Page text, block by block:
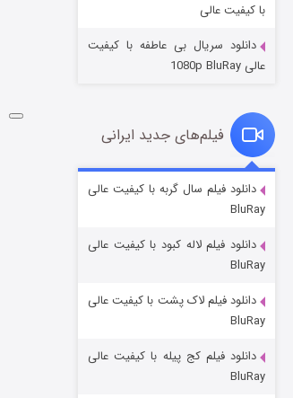
شوگر فصل ۲
قسمت
با کیفیت عالی
دانلود سریال بی عاطفه با کیفیت
عالی 1080p BluRay
فیلم‌های جدید ایرانی
دانلود فیلم سال گربه با کیفیت عالی
BluRay
دانلود فیلم لاله کبود با کیفیت عالی
BluRay
دانلود فیلم لاک پشت با کیفیت عالی
BluRay
دانلود فیلم کج‌ پیله با کیفیت عالی
BluRay